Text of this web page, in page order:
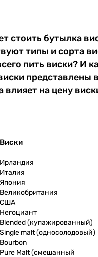
стоить бутылка
типы и сорта
пить виски? И
представлены
влияет на цену
Виски
Ирландия
Италия
Япония
Великобритания
США
Негоциант
Blended (купажированный)
Single malt (односолодовый)
Bourbon
Pure Malt (смешанный